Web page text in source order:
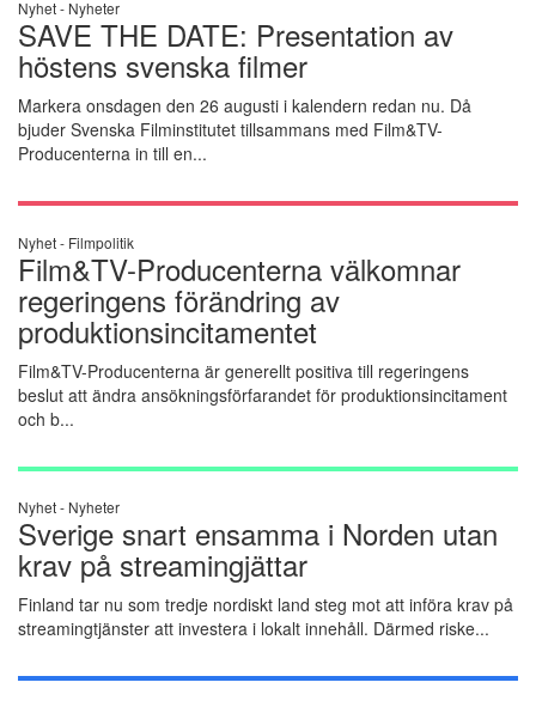
Nyhet - Nyheter
SAVE THE DATE: Presentation av
höstens svenska filmer
Markera onsdagen den 26 augusti i kalendern redan nu. Då
bjuder Svenska Filminstitutet tillsammans med Film&TV-
Producenterna in till en...
Nyhet - Filmpolitik
Film&TV-Producenterna välkomnar
regeringens förändring av
produktionsincitamentet
Film&TV-Producenterna är generellt positiva till regeringens
beslut att ändra ansökningsförfarandet för produktionsincitament
och b...
Nyhet - Nyheter
Sverige snart ensamma i Norden utan
krav på streamingjättar
Finland tar nu som tredje nordiskt land steg mot att införa krav på
streamingtjänster att investera i lokalt innehåll. Därmed riske...